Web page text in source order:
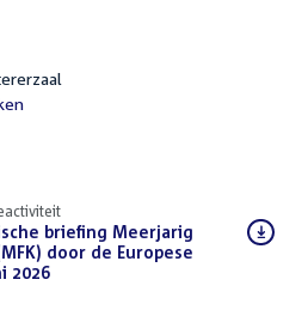
briefing Meerjarig
door de Europese
2026(PDF)